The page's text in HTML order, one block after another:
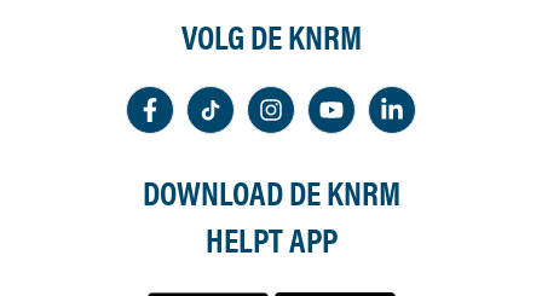
VOLG DE KNRM
DOWNLOAD DE KNRM
HELPT APP